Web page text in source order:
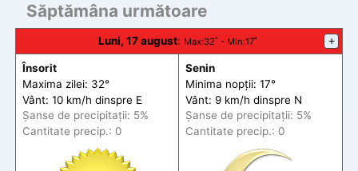
Săptămâna următoare
Luni, 17 august: Max:32˚ - Min:17˚ +
Însorit
Maxima zilei: 32°
Vânt: 10 km/h dinspre E
Șanse de precipitații: 5%
Cantitate precip.: 0
Senin
Minima nopții: 17°
Vânt: 9 km/h dinspre N
Șanse de precipitații: 5%
Cantitate precip.: 0